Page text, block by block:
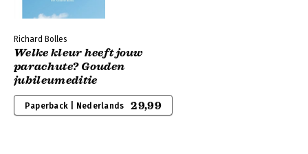
Richard Bolles
Welke kleur heeft jouw
parachute? Gouden
jubileumeditie
Paperback | Nederlands 29,99